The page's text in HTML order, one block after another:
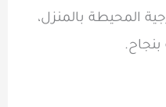
المحيطة بالمنزل،